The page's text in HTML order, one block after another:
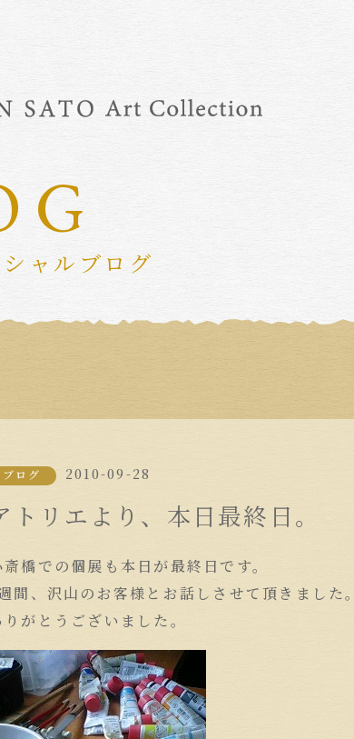
ャルブログ
ブログ 2010-09-28
トリエより、本日最終日。
斎橋での個展も本日が最終日です。
間、沢山のお客様とお話しさせて頂きました。
りがとうございました。